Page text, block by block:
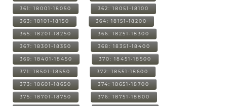
361: 18001-18050 362: 18051-18100
363: 18101-18150 364: 18151-18200
365: 18201-18250 366: 18251-18300
367: 18301-18350 368: 18351-18400
369: 18401-18450 370: 18451-18500
371: 18501-18550 372: 18551-18600
373: 18601-18650 374: 18651-18700
375: 18701-18750 376: 18751-18800